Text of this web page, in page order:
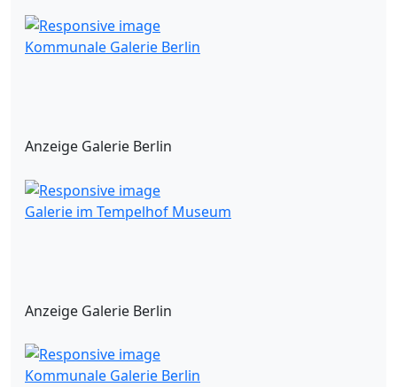
Kommunale Galerie Berlin
Anzeige Galerie Berlin
Galerie im Tempelhof Museum
Anzeige Galerie Berlin
Kommunale Galerie Berlin